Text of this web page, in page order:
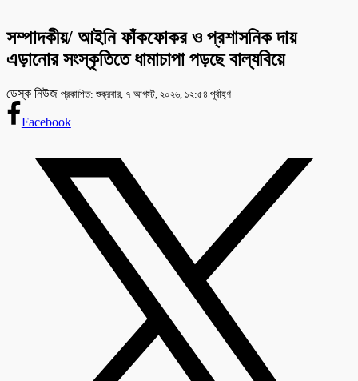
সম্পাদকীয়/ আইনি ফাঁকফোকর ও প্রশাসনিক দায়
এড়ানোর সংস্কৃতিতে ধামাচাপা পড়ছে বাল্যবিয়ে
ডেস্ক নিউজ প্রকাশিত: শুক্রবার, ৭ আগস্ট, ২০২৬, ১২:৫৪ পূর্বাহ্ণ
Facebook